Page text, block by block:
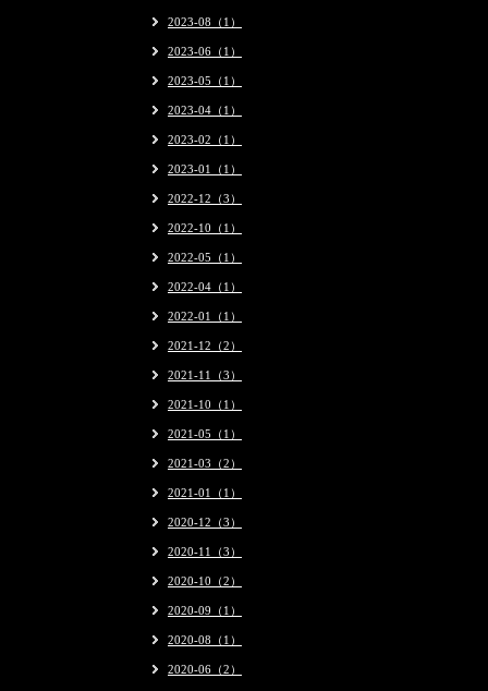
2023-08（1）
2023-06（1）
2023-05（1）
2023-04（1）
2023-02（1）
2023-01（1）
2022-12（3）
2022-10（1）
2022-05（1）
2022-04（1）
2022-01（1）
2021-12（2）
2021-11（3）
2021-10（1）
2021-05（1）
2021-03（2）
2021-01（1）
2020-12（3）
2020-11（3）
2020-10（2）
2020-09（1）
2020-08（1）
2020-06（2）